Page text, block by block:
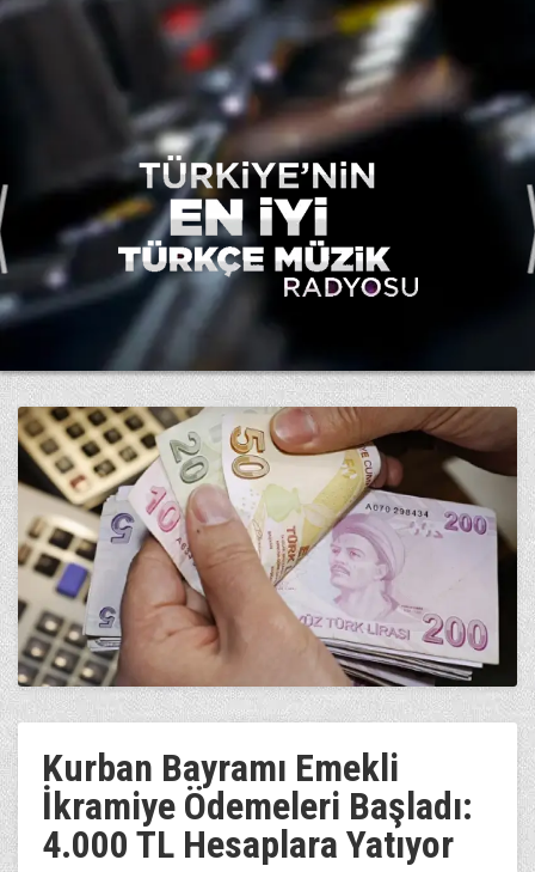
Kurban Bayramı Emekli
İkramiye Ödemeleri Başladı:
4.000 TL Hesaplara Yatıyor